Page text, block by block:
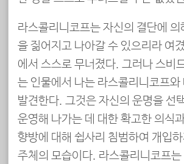
라스콜리니코프는 자신의 결단에 의
을 짊어지고 나아갈 수 있으리라 여
에서 스스로 무너졌다. 그러나 스비
는 인물에서 나는 라스콜리니코프와
발견한다. 그것은 자신의 운명을 선
운영해 나가는 데 대한 확고한 의식
향방에 대해 쉽사리 침범하여 개입
주체의 모습이다. 라스콜리니코프는